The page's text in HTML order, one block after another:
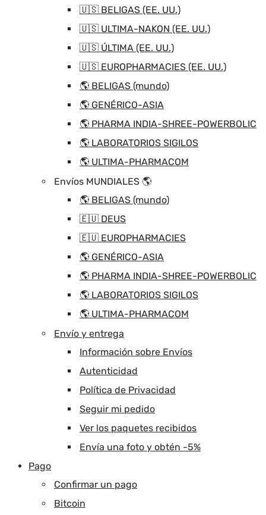
🇺🇸 BELIGAS (EE. UU.)
🇺🇸 ULTIMA-NAKON (EE. UU.)
🇺🇸 ÚLTIMA (EE. UU.)
🇺🇸 EUROPHARMACIES (EE. UU.)
🌎 BELIGAS (mundo)
🌎 GENÉRICO-ASIA
🌎 PHARMA INDIA-SHREE-POWERBOLIC
🌎 LABORATORIOS SIGILOS
🌎 ULTIMA-PHARMACOM
Envíos MUNDIALES 🌎
🌎 BELIGAS (mundo)
🇪🇺 DEUS
🇪🇺 EUROPHARMACIES
🌎 GENÉRICO-ASIA
🌎 PHARMA INDIA-SHREE-POWERBOLIC
🌎 LABORATORIOS SIGILOS
🌎 ULTIMA-PHARMACOM
Envío y entrega
Información sobre Envíos
Autenticidad
Política de Privacidad
Seguir mi pedido
Ver los paquetes recibidos
Envía una foto y obtén -5%
Pago
Confirmar un pago
Bitcoin